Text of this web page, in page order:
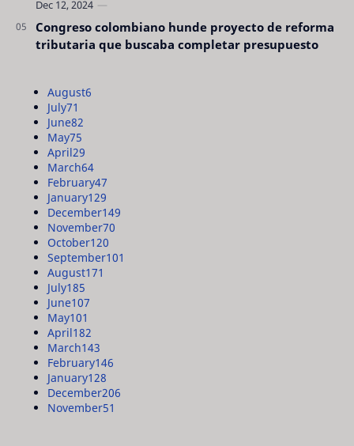
Congreso colombiano hunde proyecto de reforma
tributaria que buscaba completar presupuesto
August6
July71
June82
May75
April29
March64
February47
January129
December149
November70
October120
September101
August171
July185
June107
May101
April182
March143
February146
January128
December206
November51